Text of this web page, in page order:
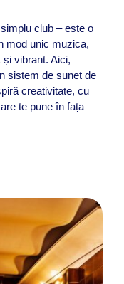
club – este o
mod unic muzica,
vibrant. Aici,
sistem de sunet de
creativitate, cu
te pune în fața